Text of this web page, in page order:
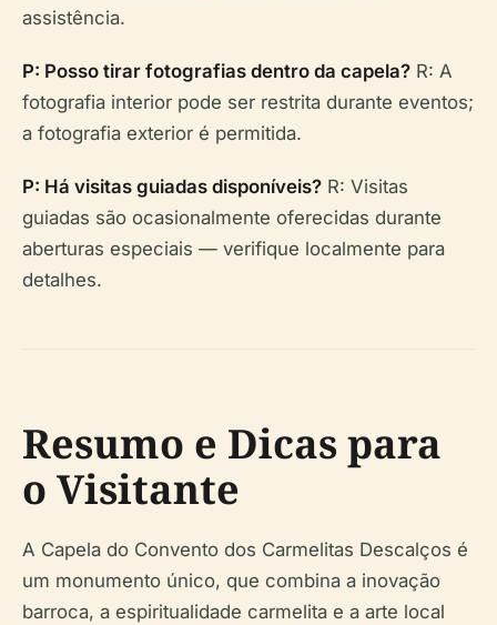
assistência.
P: Posso tirar fotografias dentro da capela? R: A
fotografia interior pode ser restrita durante eventos;
a fotografia exterior é permitida.
P: Há visitas guiadas disponíveis? R: Visitas
guiadas são ocasionalmente oferecidas durante
aberturas especiais — verifique localmente para
detalhes.
Resumo e Dicas para
o Visitante
A Capela do Convento dos Carmelitas Descalços é
um monumento único, que combina a inovação
barroca, a espiritualidade carmelita e a arte local